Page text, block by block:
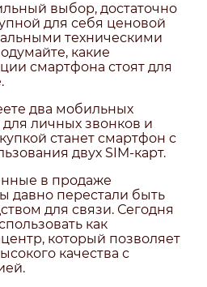
выбор, достаточно
для себя ценовой
техническими
какие
смартфона стоят для
два мобильных
личных звонков и
станет смартфон с
двух SIM-карт.
в продаже
давно перестали быть
для связи. Сегодня
как
который позволяет
качества с